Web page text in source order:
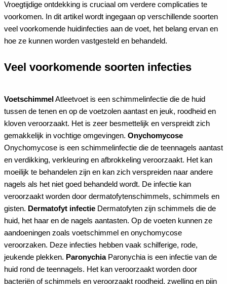
Vroegtijdige ontdekking is cruciaal om verdere complicaties te
voorkomen. In dit artikel wordt ingegaan op verschillende soorten
veel voorkomende huidinfecties aan de voet, het belang ervan en
hoe ze kunnen worden vastgesteld en behandeld.
Veel voorkomende soorten infecties
Voetschimmel Atleetvoet is een schimmelinfectie die de huid
tussen de tenen en op de voetzolen aantast en jeuk, roodheid en
kloven veroorzaakt. Het is zeer besmettelijk en verspreidt zich
gemakkelijk in vochtige omgevingen. Onychomycose
Onychomycose is een schimmelinfectie die de teennagels aantast
en verdikking, verkleuring en afbrokkeling veroorzaakt. Het kan
moeilijk te behandelen zijn en kan zich verspreiden naar andere
nagels als het niet goed behandeld wordt. De infectie kan
veroorzaakt worden door dermatofytenschimmels, schimmels en
gisten. Dermatofyt infectie Dermatofyten zijn schimmels die de
huid, het haar en de nagels aantasten. Op de voeten kunnen ze
aandoeningen zoals voetschimmel en onychomycose
veroorzaken. Deze infecties hebben vaak schilferige, rode,
jeukende plekken. Paronychia Paronychia is een infectie van de
huid rond de teennagels. Het kan veroorzaakt worden door
bacteriën of schimmels en veroorzaakt roodheid, zwelling en pijn